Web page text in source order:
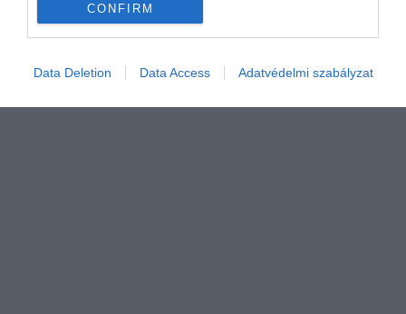
CONFIRM
Data Deletion Data Access Adatvédelmi szabályzat